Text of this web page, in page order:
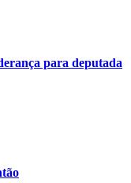
para deputada